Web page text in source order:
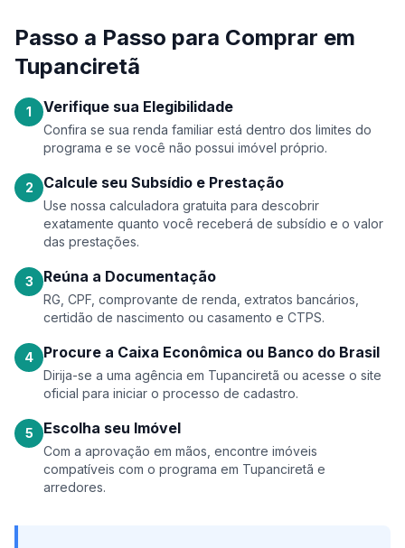
Passo a Passo para Comprar em
Tupanciretã
1 Verifique sua Elegibilidade
Confira se sua renda familiar está dentro dos limites do
programa e se você não possui imóvel próprio.
2 Calcule seu Subsídio e Prestação
Use nossa calculadora gratuita para descobrir
exatamente quanto você receberá de subsídio e o valor
das prestações.
3 Reúna a Documentação
RG, CPF, comprovante de renda, extratos bancários,
certidão de nascimento ou casamento e CTPS.
4 Procure a Caixa Econômica ou Banco do Brasil
Dirija-se a uma agência em Tupanciretã ou acesse o site
oficial para iniciar o processo de cadastro.
5 Escolha seu Imóvel
Com a aprovação em mãos, encontre imóveis
compatíveis com o programa em Tupanciretã e
arredores.